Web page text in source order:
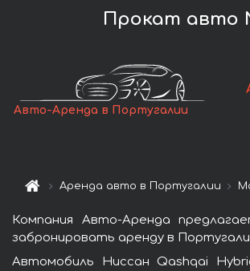
Прокат авто
Авто-Аренда в Португалии
Аренда авто в Португалии
Компания Авто-Аренда
забронировать аренду в
Автомобиль Ниссан Qashqai